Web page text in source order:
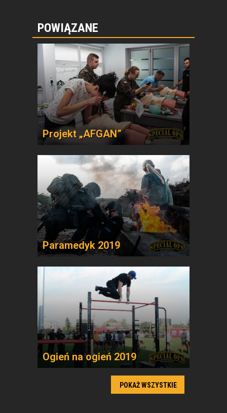
POWIĄZANE
Projekt „AFGAN”
Paramedyk 2019
Ogień na ogień 2019
POKAŻ WSZYSTKIE